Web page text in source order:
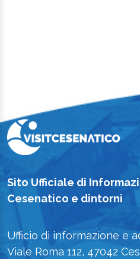
Sito Ufficiale di
Cesenatico e dintorni
Ufficio di informazione e
Viale Roma 112, 47042